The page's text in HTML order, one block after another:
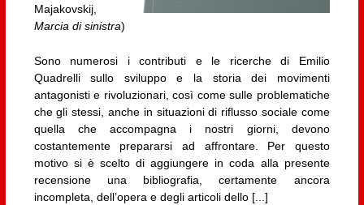
Majakovskij,
Marcia di sinistra)
Sono numerosi i contributi e le ricerche di Emilio
Quadrelli sullo sviluppo e la storia dei movimenti
antagonisti e rivoluzionari, così come sulle problematiche
che gli stessi, anche in situazioni di riflusso sociale come
quella che accompagna i nostri giorni, devono
costantemente prepararsi ad affrontare. Per questo
motivo si è scelto di aggiungere in coda alla presente
recensione una bibliografia, certamente ancora
incompleta, dell’opera e degli articoli dello [...]